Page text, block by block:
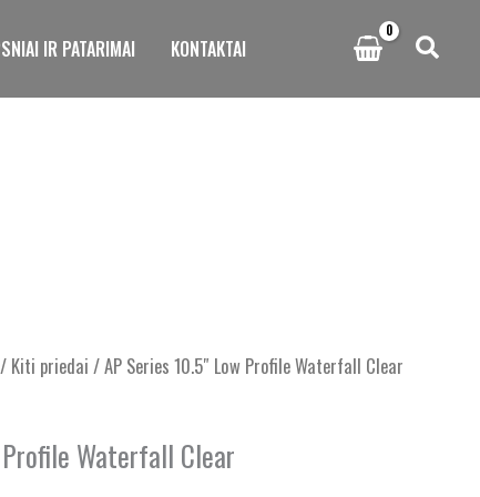
IR PATARIMAI KONTAKTAI
/ Kiti priedai / AP Series 10.5″ Low Profile Waterfall Clear
Waterfall Clear